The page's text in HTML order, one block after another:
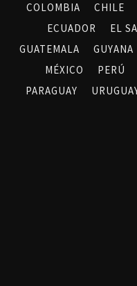
COLOMBIA
CHILE
ECUADOR
EL
GUATEMALA
GUYANA
MÉXICO
PERÚ
PARAGUAY